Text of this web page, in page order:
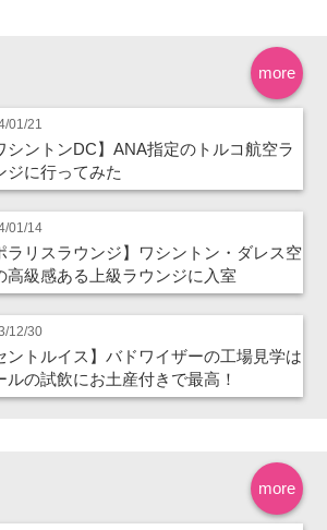
more
01/21
シントンDC】ANA指定のトルコ航空ラ
ジに行ってみた
01/14
ラリスラウンジ】ワシントン・ダレス空
高級感ある上級ラウンジに入室
12/30
ントルイス】バドワイザーの工場見学は
ルの試飲にお土産付きで最高！
more